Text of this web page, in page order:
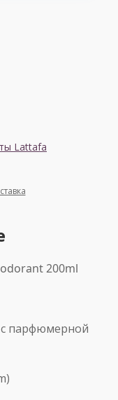
Lattafa
200ml
парфюмерной